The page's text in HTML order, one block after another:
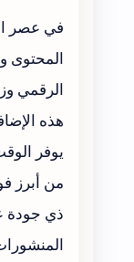
في عصر
المحتوى
الرقمي
هذه
يوفر
من أبرز
ذي جودة